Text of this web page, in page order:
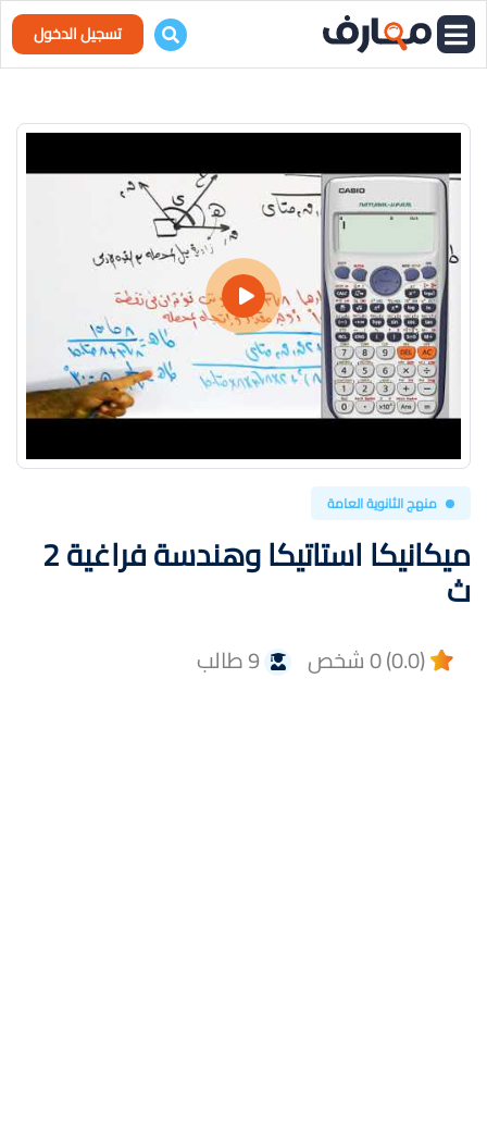
تسجيل الدخول
منهج الثانوية العامة
ميكانيكا استاتيكا وهندسة فراغية 2
ث
(0.0) 0 شخص 9 طالب